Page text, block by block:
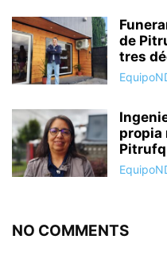
de
tres
propia
NO COMMENTS